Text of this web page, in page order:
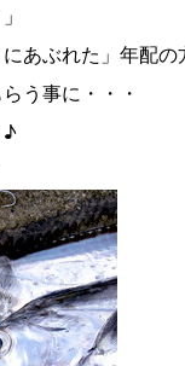
あぶれた」年配の
う事に・・・
♪